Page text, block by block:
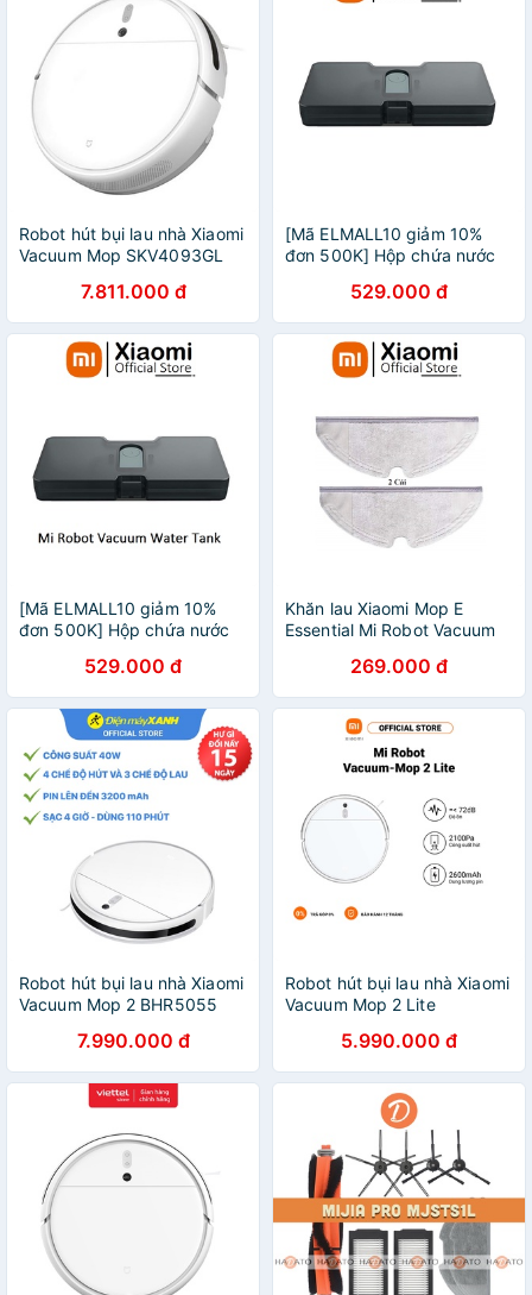
Robot hút bụi lau nhà Xiaomi
Vacuum Mop SKV4093GL
7.811.000 đ
[Mã ELMALL10 giảm 10%
đơn 500K] Hộp chứa nước
lau nhà Xiaomi Vacuum Mop
P
529.000 đ
[Mã ELMALL10 giảm 10%
đơn 500K] Hộp chứa nước
lau nhà Xiaomi Vacuum Mop
P
529.000 đ
Khăn lau Xiaomi Mop E
Essential Mi Robot Vacuum
269.000 đ
Robot hút bụi lau nhà Xiaomi
Vacuum Mop 2 BHR5055
7.990.000 đ
Robot hút bụi lau nhà Xiaomi
Vacuum Mop 2 Lite
5.990.000 đ